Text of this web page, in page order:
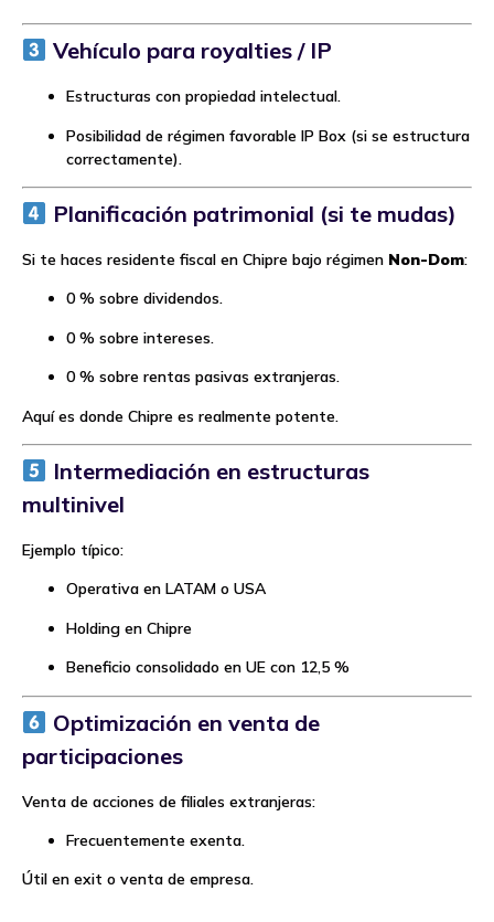
Vehículo para royalties / IP
Estructuras con propiedad intelectual.
Posibilidad de régimen favorable IP Box (si se estructura
correctamente).
Planificación patrimonial (si te mudas)
Si te haces residente fiscal en Chipre bajo régimen Non-Dom:
0 % sobre dividendos.
0 % sobre intereses.
0 % sobre rentas pasivas extranjeras.
Aquí es donde Chipre es realmente potente.
Intermediación en estructuras
multinivel
Ejemplo típico:
Operativa en LATAM o USA
Holding en Chipre
Beneficio consolidado en UE con 12,5 %
Optimización en venta de
participaciones
Venta de acciones de filiales extranjeras:
Frecuentemente exenta.
Útil en exit o venta de empresa.